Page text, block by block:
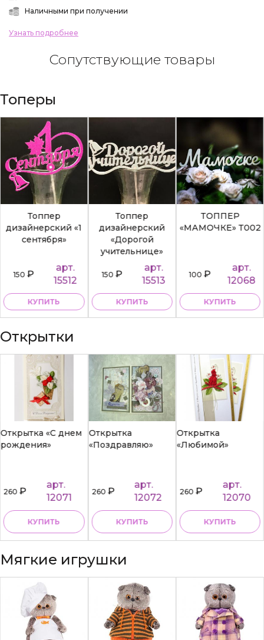
Наличными при получении
Узнать подробнее
Сопутствующие товары
Топеры
Топпер
дизайнерский «1
сентября»
150₽
арт.
15512
КУПИТЬ
Топпер
дизайнерский
«Дорогой
учительнице»
150₽
арт.
15513
КУПИТЬ
ТОППЕР
«МАМОЧКЕ» Т002
100₽
арт.
12068
КУПИТЬ
Открытки
Открытка «С днем
рождения»
260₽
арт.
12071
КУПИТЬ
Открытка
«Поздравляю»
260₽
арт.
12072
КУПИТЬ
Открытка
«Любимой»
260₽
арт.
12070
КУПИТЬ
Мягкие игрушки